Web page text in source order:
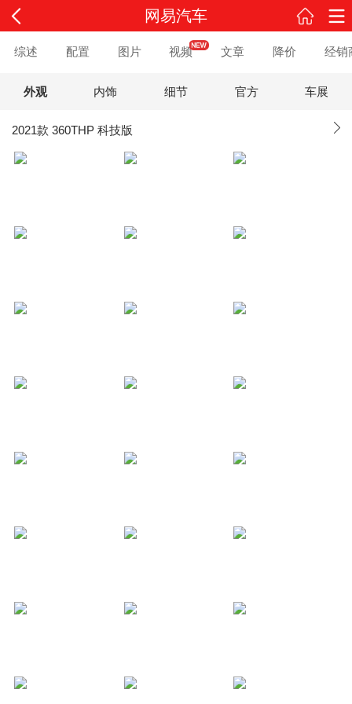
网易汽车
综述 配置 图片 视频 文章 降价 经销
外观 内饰 细节 官方 车展
2021款 360THP 科技版